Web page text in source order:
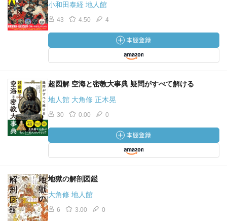
小和田泰経 地人館
43 4.50 4
超図解 空海と密教大事典 疑問がすべて解ける
地人館 大角修 正木晃
30 0.00 0
地獄の解剖図鑑
大角修 地人館
6 3.00 0